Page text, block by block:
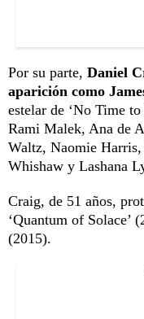
Por su parte, Daniel
aparición como
estelar de ‘No Time
Rami Malek, Ana de
Waltz, Naomie
Whishaw y Lashana
Craig, de 51 años,
‘Quantum of Solace’
(2015).